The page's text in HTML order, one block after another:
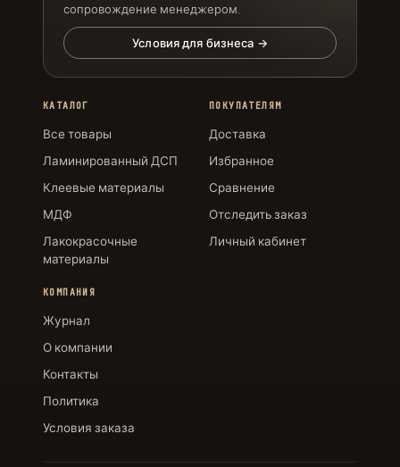
сопровождение менеджером.
Условия для бизнеса →
КАТАЛОГ
Все товары
Ламинированный ДСП
Клеевые материалы
МДФ
Лакокрасочные
материалы
ПОКУПАТЕЛЯМ
Доставка
Избранное
Сравнение
Отследить заказ
Личный кабинет
КОМПАНИЯ
Журнал
О компании
Контакты
Политика
Условия заказа